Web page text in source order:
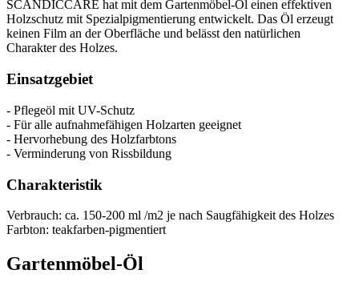
SCANDICCARE hat mit dem Gartenmöbel-Öl einen effektiven
Holzschutz mit Spezialpigmentierung entwickelt. Das Öl erzeugt
keinen Film an der Oberfläche und belässt den natürlichen
Charakter des Holzes.
Einsatzgebiet
- Pflegeöl mit UV-Schutz
- Für alle aufnahmefähigen Holzarten geeignet
- Hervorhebung des Holzfarbtons
- Verminderung von Rissbildung
Charakteristik
Verbrauch: ca. 150-200 ml /m2 je nach Saugfähigkeit des Holzes
Farbton: teakfarben-pigmentiert
Gartenmöbel-Öl